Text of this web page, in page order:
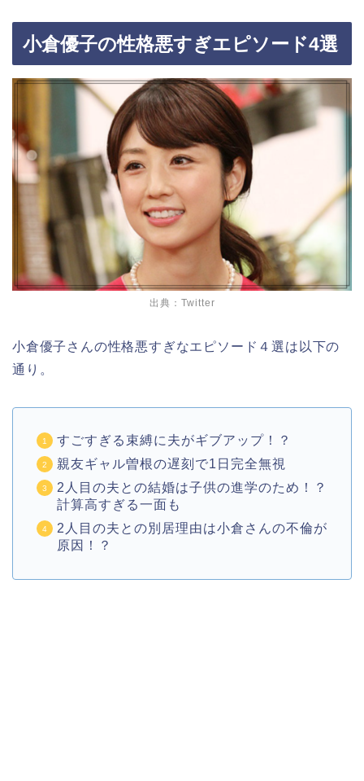
小倉優子の性格悪すぎエピソード4選
出典：Twitter
小倉優子さんの性格悪すぎなエピソード４選は以下の
通り。
すごすぎる束縛に夫がギブアップ！？
親友ギャル曽根の遅刻で1 日完全無視
2 人目の夫との結婚は子供の進学のため！？
計算高すぎる一面も
2 人目の夫との別居理由は小倉さんの不倫が
原因！？